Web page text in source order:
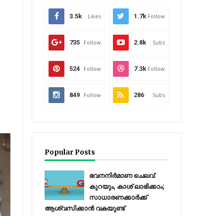
3.5k Likes 1.7k Follow
735 Follow 2.8k Subs
524 Follow 7.3k Follow
849 Follow 286 Subs
Popular Posts
ഭവനനിർമാണ ചെലവ്
കുറയും, കാശ് ലാഭിക്കാം;
സാധാരണക്കാർക്ക്
ആശ്വസിക്കാൻ വകയുണ്ട്